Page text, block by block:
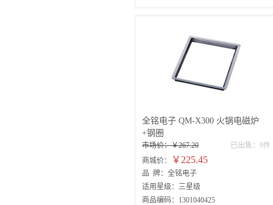
全铭电子 QM-X300 火锅电磁炉
+钢圈
已出售：9件
市场价：￥267.20
商城价：
￥225.45
品 牌：全铭电子
适用星级：三星级
商品编码：1301040425